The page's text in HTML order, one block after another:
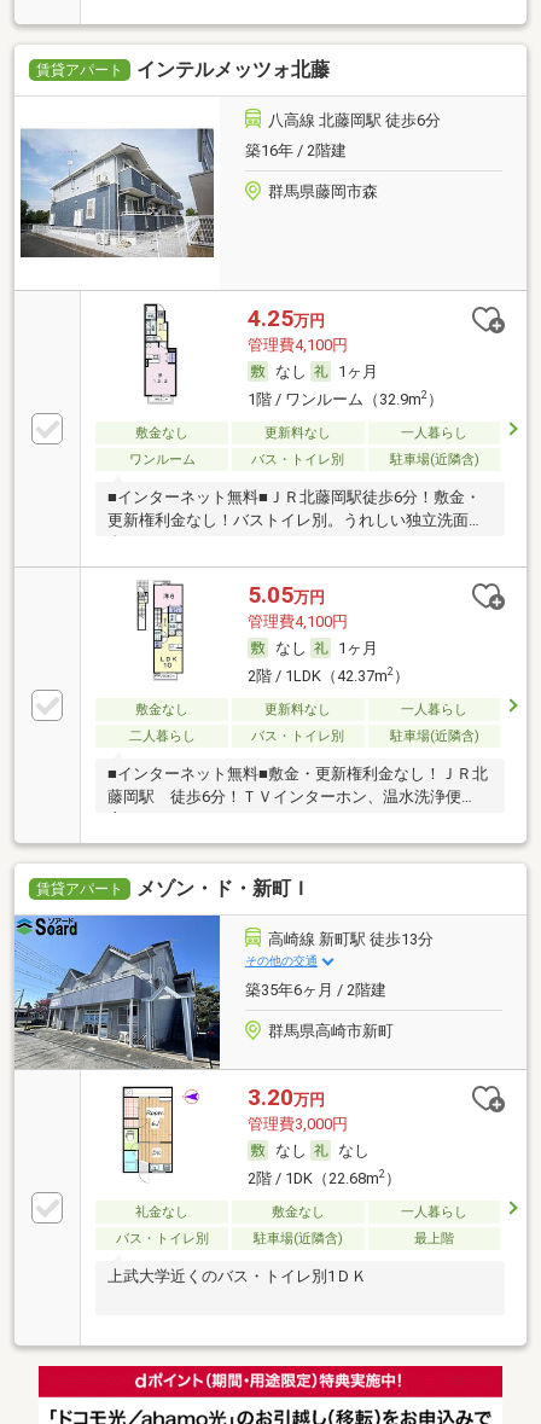
賃貸アパート インテルメッツォ北藤
八高線 北藤岡駅 徒歩6分
築16年 / 2階建
群馬県藤岡市森
4.25万円
管理費4,100円
なし
1ヶ月
1階 / ワンルーム（32.9m2）
敷金なし 更新料なし
一人暮らし
ワンルーム
バス・トイレ別 駐車場(近隣含)
■インターネット無料■ＪＲ北藤岡駅徒歩6分！敷金・
更新権利金なし！バストイレ別。うれしい独立洗面
5.05万円
管理費4,100円
なし
1ヶ月
2階 / 1LDK（42.37m2）
敷金なし 更新料なし
一人暮らし
二人暮らし
バス・トイレ別 駐車場(近隣含)
■インターネット無料■敷金・更新権利金なし！ＪＲ北
藤岡駅 徒歩6分！ＴＶインターホン、温水洗浄便
賃貸アパート メゾン・ド・新町Ｉ
高崎線 新町駅 徒歩13分
その他の交通
築35年6ヶ月 / 2階建
群馬県高崎市新町
3.20万円
管理費3,000円
なし
なし
2階 / 1DK（22.68m2）
礼金なし 敷金なし
一人暮らし
バス・トイレ別
駐車場(近隣含) 最上階
上武大学近くのバス・トイレ別1ＤＫ